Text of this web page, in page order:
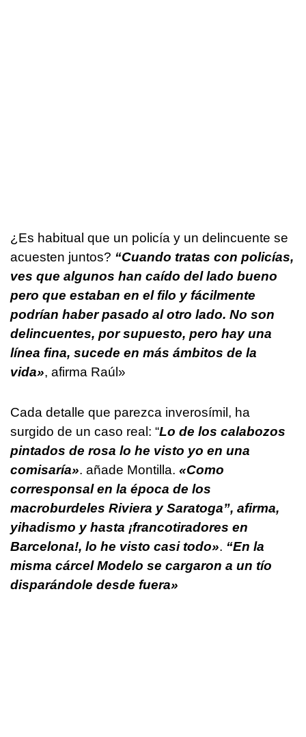
¿Es habitual que un policía y un delincuente se
acuesten juntos? “Cuando tratas con policías,
ves que algunos han caído del lado bueno
pero que estaban en el filo y fácilmente
podrían haber pasado al otro lado. No son
delincuentes, por supuesto, pero hay una
línea fina, sucede en más ámbitos de la
vida», afirma Raúl»
Cada detalle que parezca inverosímil, ha
surgido de un caso real: “Lo de los calabozos
pintados de rosa lo he visto yo en una
comisaría». añade Montilla. «Como
corresponsal en la época de los
macroburdeles Riviera y Saratoga”, afirma,
yihadismo y hasta ¡francotiradores en
Barcelona!, lo he visto casi todo». “En la
misma cárcel Modelo se cargaron a un tío
disparándole desde fuera»